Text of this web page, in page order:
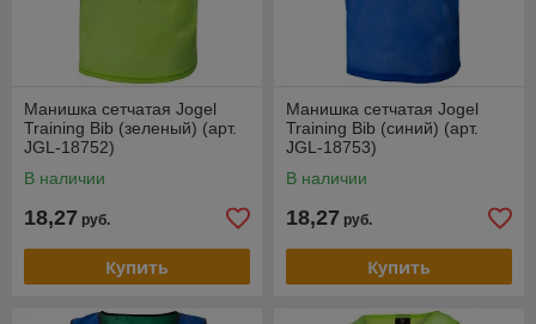
Манишка сетчатая Jogel
Training Bib (зеленый) (арт.
JGL-18752)
В наличии
18,27 руб.
Купить
Манишка сетчатая Jogel
Training Bib (синий) (арт.
JGL-18753)
В наличии
18,27 руб.
Купить